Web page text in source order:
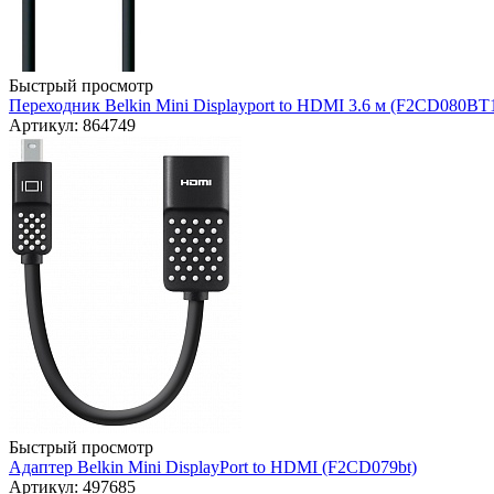
Быстрый просмотр
Переходник Belkin Mini Displayport to HDMI 3.6 м
Артикул: 864749
Быстрый просмотр
Адаптер Belkin Mini DisplayPort to HDMI (F2CD079bt)
Артикул: 497685